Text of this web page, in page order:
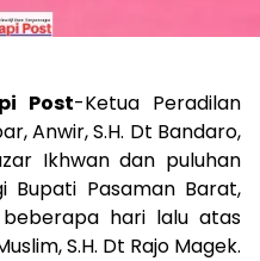
Post-Ketua Peradilan
Anwir, S.H. Dt Bandaro,
Ikhwan dan puluhan
Bupati Pasaman Barat,
hari lalu atas
S.H. Dt Rajo Magek.